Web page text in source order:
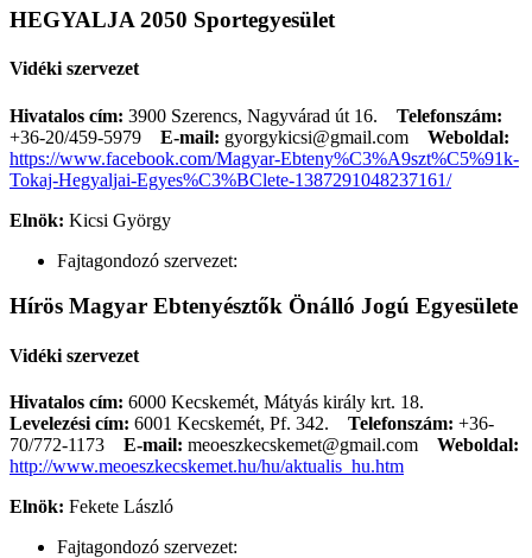
HEGYALJA 2050 Sportegyesület
Vidéki szervezet
Hivatalos cím: 3900 Szerencs, Nagyvárad út 16. Telefonszám:
+36-20/459-5979
E-mail: gyorgykicsi@gmail.com
Weboldal:
https://www.facebook.com/Magyar-Ebteny%C3%A9szt%C5%91k-
Tokaj-Hegyaljai-Egyes%C3%BClete-1387291048237161/
Elnök: Kicsi György
Fajtagondozó szervezet:
Hírös Magyar Ebtenyésztők Önálló Jogú Egyesülete
Vidéki szervezet
Hivatalos cím: 6000 Kecskemét, Mátyás király krt. 18.
Levelezési cím: 6001 Kecskemét, Pf. 342. Telefonszám: +36-
70/772-1173
E-mail: meoeszkecskemet@gmail.com
Weboldal:
http://www.meoeszkecskemet.hu/hu/aktualis_hu.htm
Elnök: Fekete László
Fajtagondozó szervezet: